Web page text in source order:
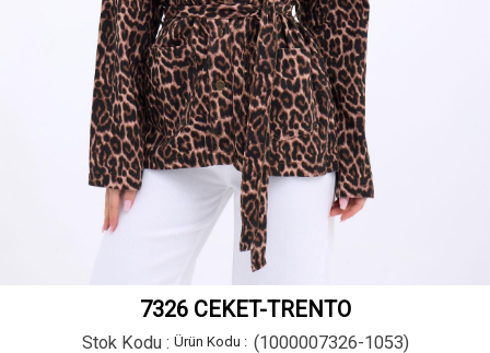
7326 CEKET-TRENTO
Stok Kodu (1000007326-1053)